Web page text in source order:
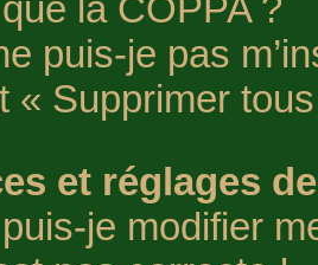
la COPPA ?
puis-je pas
« Supprimer
et réglages
je modifier